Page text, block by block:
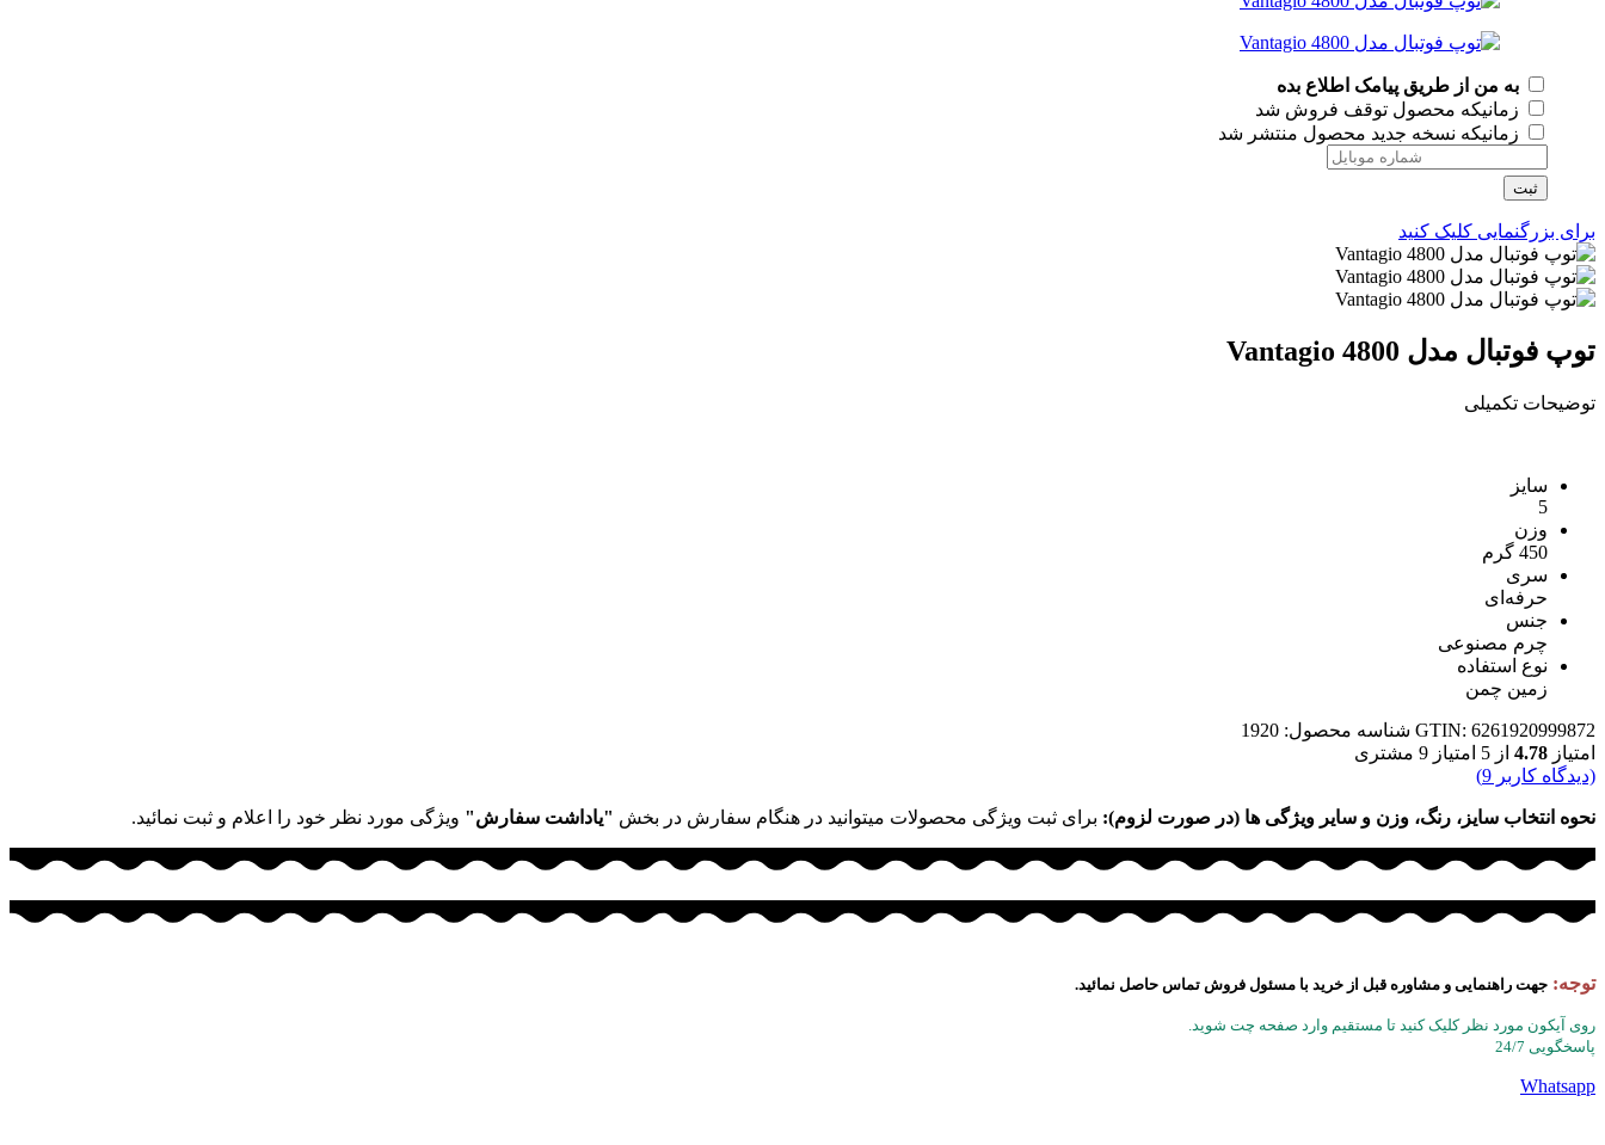
به من از طریق پیامک اطلاع بده
زمانیکه محصول توقف فروش شد
زمانیکه نسخه جدید محصول منتشر شد
ثبت
برای بزرگنمایی کلیک کنید
توپ فوتبال مدل Vantagio 4800
توضیحات تکمیلی
سایز
5
وزن
450 گرم
سری
حرفه‌ای
جنس
چرم مصنوعی
نوع استفاده
زمین چمن
GTIN: 6261920999872 شناسه محصول: 1920
امتیاز 4.78 از 5 امتیاز 9 مشتری
(دیدگاه کاربر 9
)
نحوه انتخاب سایز، رنگ، وزن و سایر ویژگی ها (در صورت لزوم): برای ثبت ویژگی محصولات میتوانید در هنگام سفارش در بخش "یاداشت سفارش" ویژگی مورد نظر خود را اعلام و ثبت نمائید.
توجه: جهت راهنمایی و مشاوره قبل از خرید با مسئول فروش تماس حاصل نمائید.
روی آیکون مورد نظر کلیک کنید تا مستقیم وارد صفحه چت شوید.
پاسخگویی 24/7
Whatsapp